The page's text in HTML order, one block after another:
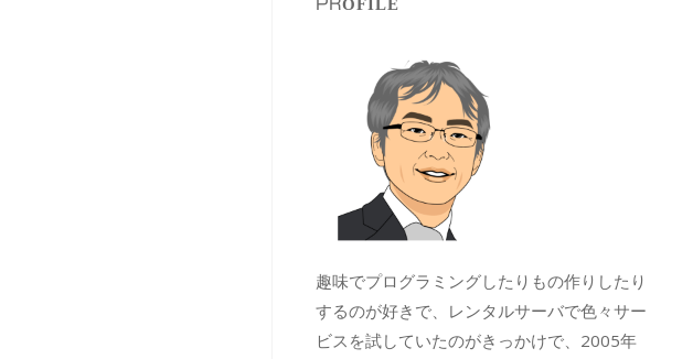
PROFILE
趣味でプログラミングしたりもの作りしたり
するのが好きで、レンタルサーバで色々サー
ビスを試していたのがきっかけで、2005年